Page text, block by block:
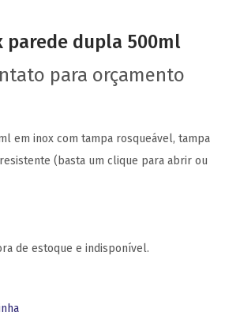
parede dupla 500ml
para orçamento
em inox com tampa rosqueável, tampa
(basta um clique para abrir ou
de estoque e indisponível.